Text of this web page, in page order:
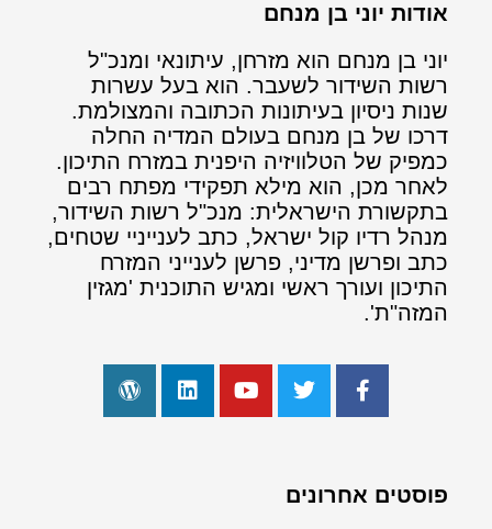
אודות יוני בן מנחם
יוני בן מנחם הוא מזרחן, עיתונאי ומנכ"ל
רשות השידור לשעבר. הוא בעל עשרות
שנות ניסיון בעיתונות הכתובה והמצולמת.
דרכו של בן מנחם בעולם המדיה החלה
כמפיק של הטלוויזיה היפנית במזרח התיכון.
לאחר מכן, הוא מילא תפקידי מפתח רבים
בתקשורת הישראלית: מנכ"ל רשות השידור,
מנהל רדיו קול ישראל, כתב לענייניי שטחים,
כתב ופרשן מדיני, פרשן לענייני המזרח
התיכון ועורך ראשי ומגיש התוכנית 'מגזין
המזה"ת'.
פוסטים אחרונים